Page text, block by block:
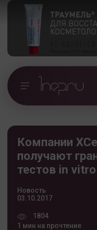
Компании
получают
тестов in vitro
Новость
03.10.2017
1804
1 мин на прочтение